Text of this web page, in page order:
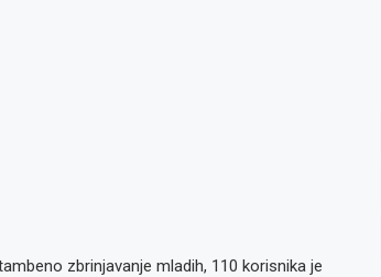
zbrinjavanje mladih, 110 korisnika je